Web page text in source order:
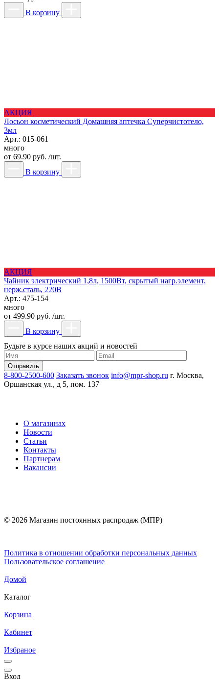
В корзину
АКЦИЯ
Лосьон косметический Домашняя аптечка Суперчистотело,
3мл
Арт.: 015-061
много
от 69.90 руб. /шт.
В корзину
АКЦИЯ
Чайник электрический 1,8л, 1500Вт, скрытый нагр.элемент,
нерж.сталь, 220В
Арт.: 475-154
много
от 499.90 руб. /шт.
В корзину
Будьте в курсе наших акций и новостей
8-800-2500-600 Заказать звонок info@mpr-shop.ru г. Москва,
Оршанская ул., д 5, пом. 137
О магазинах
Новости
Статьи
Контакты
Партнерам
Вакансии
© 2026 Магазин постоянных распродаж (МПР)
Политика в отношении обработки персональных данных
Пользовательское соглашение
Домой
Каталог
Корзина
Кабинет
Избраное
Вход